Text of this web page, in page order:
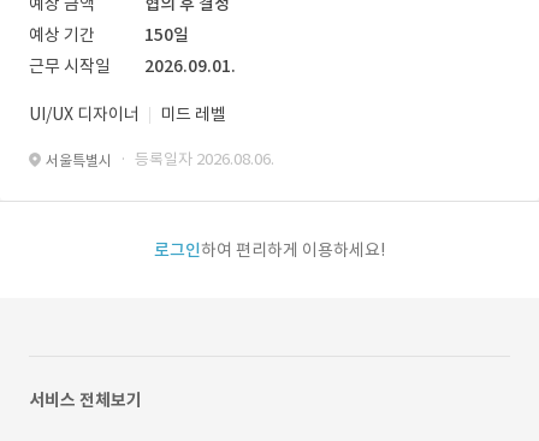
예상 기간
150일
근무 시작일
2026.09.01.
UI/UX 디자이너 미드 레벨
서울특별시 · 등록일자 2026.08.06.
로그인하여 편리하게 이용하세요!
서비스 전체보기